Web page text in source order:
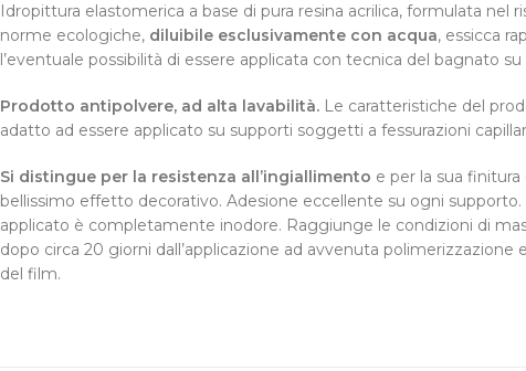
Idropittura elastomerica a base di pura resina acrilica, formulata nel
norme ecologiche, diluibile esclusivamente con acqua, essicca
l’eventuale possibilità di essere applicata con tecnica del bagnato
Prodotto antipolvere, ad alta lavabilità. Le caratteristiche del
adatto ad essere applicato su supporti soggetti a fessurazioni
Si distingue per la resistenza all’ingiallimento e per la sua
bellissimo effetto decorativo. Adesione eccellente su ogni
applicato è completamente inodore. Raggiunge le condizioni di
dopo circa 20 giorni dall’applicazione ad avvenuta polimerizzazione
del film.